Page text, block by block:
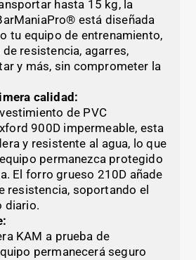
hasta 15 kg, la
está diseñada
tu equipo de entrenamiento,
resistencia, agarres,
y más, sin comprometer la
calidad:
de PVC
900D impermeable, esta
y resistente al agua, lo que
permanezca protegido
El forro grueso 210D añade
resistencia, soportando el
diario.
KAM a prueba de
permanecerá seguro